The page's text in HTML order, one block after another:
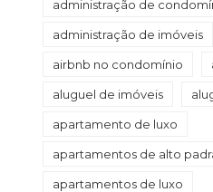
administração de
administração de imóveis
airbnb no condomínio
aluguel de imóveis
apartamento de luxo
apartamentos de alto
apartamentos de luxo